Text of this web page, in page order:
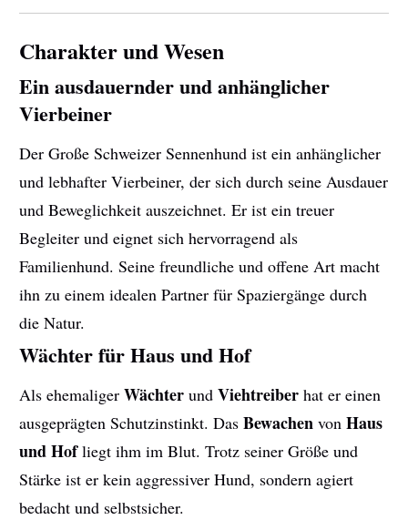
Charakter und Wesen
Ein ausdauernder und anhänglicher
Vierbeiner
Der Große Schweizer Sennenhund ist ein anhänglicher
und lebhafter Vierbeiner, der sich durch seine Ausdauer
und Beweglichkeit auszeichnet. Er ist ein treuer
Begleiter und eignet sich hervorragend als
Familienhund. Seine freundliche und offene Art macht
ihn zu einem idealen Partner für Spaziergänge durch
die Natur.
Wächter für Haus und Hof
Als ehemaliger Wächter und Viehtreiber hat er einen
ausgeprägten Schutzinstinkt. Das Bewachen von Haus
und Hofliegt ihm im Blut. Trotz seiner Größe und
Stärke ist er kein aggressiver Hund, sondern agiert
bedacht und selbstsicher.